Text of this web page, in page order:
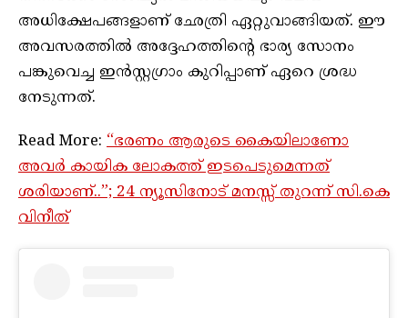
അധിക്ഷേപങ്ങളാണ് ഛേത്രി ഏറ്റുവാങ്ങിയത്. ഈ
അവസരത്തിൽ അദ്ദേഹത്തിന്റെ ഭാര്യ സോനം
പങ്കുവെച്ച ഇൻസ്റ്റഗ്രാം കുറിപ്പാണ് ഏറെ ശ്രദ്ധ
നേടുന്നത്.
Read More: “ഭരണം ആരുടെ കൈയിലാണോ
അവർ കായിക ലോകത്ത് ഇടപെടുമെന്നത്
ശരിയാണ്..”; 24 ന്യൂസിനോട് മനസ്സ് തുറന്ന് സി.കെ
വിനീത്